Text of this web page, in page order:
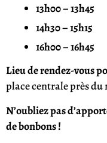
13h00 – 13h45
14h30 – 15h15
16h00 – 16h45
Lieu de rendez-vous
place centrale près du
N’oubliez pas
de bonbons !